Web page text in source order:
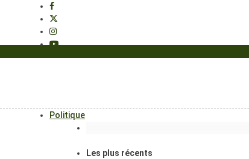
Politique
Les plus récents